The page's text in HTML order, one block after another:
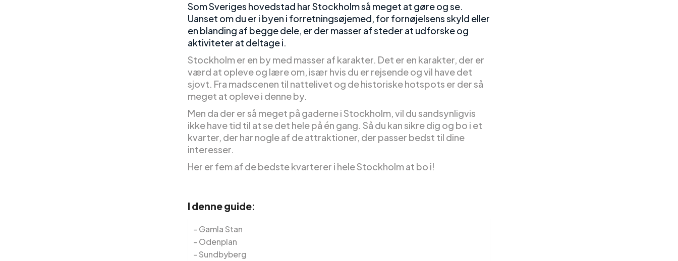
Som Sveriges hovedstad har Stockholm så meget at gøre og se.
Uanset om du er i byen i forretningsøjemed, for fornøjelsens skyld eller
en blanding af begge dele, er der masser af steder at udforske og
aktiviteter at deltage i.
Stockholm er en by med masser af karakter. Det er en karakter, der er
værd at opleve og lære om, især hvis du er rejsende og vil have det
sjovt. Fra madscenen til nattelivet og de historiske hotspots er der så
meget at opleve i denne by.
Men da der er så meget på gaderne i Stockholm, vil du sandsynligvis
ikke have tid til at se det hele på én gang. Så du kan sikre dig og bo i et
kvarter, der har nogle af de attraktioner, der passer bedst til dine
interesser.
Her er fem af de bedste kvarterer i hele Stockholm at bo i!
I denne guide:
Gamla Stan
Odenplan
Sundbyberg